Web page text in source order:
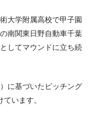
大学附属高校で甲子園
南関東日野自動車千葉
してマウンドに立ち続
に基づいたピッチング
います。